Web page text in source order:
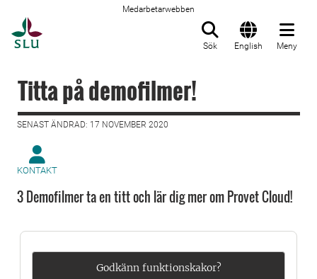
Medarbetarwebben
Sök English Meny
Titta på demofilmer!
SENAST ÄNDRAD: 17 NOVEMBER 2020
KONTAKT
3 Demofilmer ta en titt och lär dig mer om Provet Cloud!
Godkänn funktionskakor?